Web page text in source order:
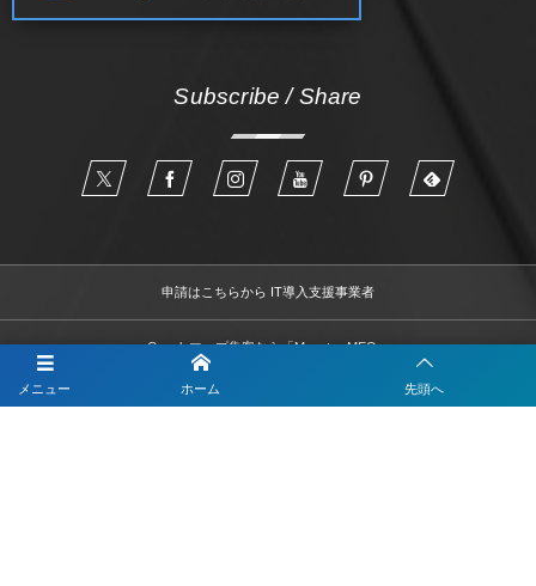
メニュー ホーム 先頭へ
Subscribe / Share
申請はこちらから IT導入支援事業者
Googleマップ集客なら「Monster-MEO」